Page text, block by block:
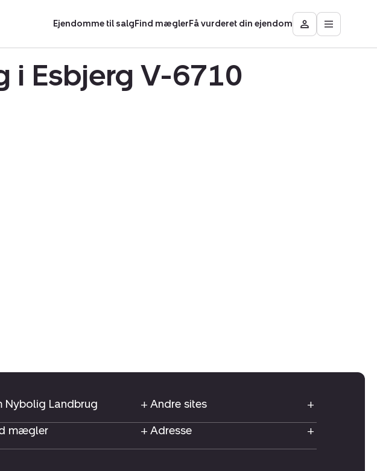
Ejendomme til salgFind mæglerFå vurderet din ejendom
Besøg
Mit
Åbn
i Esbjerg V-6710
Nybolig Landbrug
Andre sites
mægler
Adresse